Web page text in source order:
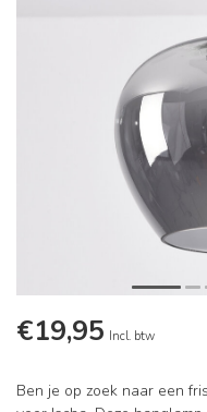
€19,95 Incl. btw
Ben je op zoek naar een